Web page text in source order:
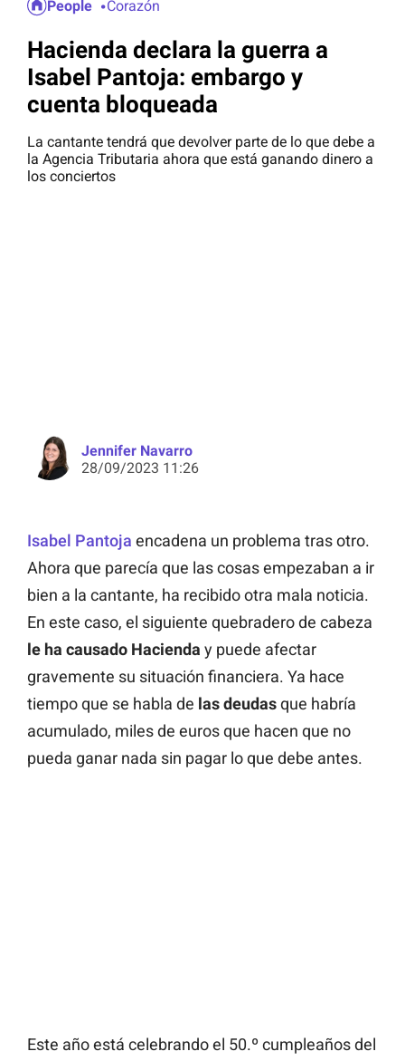
People Corazón
Hacienda declara la guerra a
Isabel Pantoja: embargo y
cuenta bloqueada
La cantante tendrá que devolver parte de lo que debe a
la Agencia Tributaria ahora que está ganando dinero a
los conciertos
Jennifer Navarro
28/09/2023 11:26
Isabel Pantoja encadena un problema tras otro.
Ahora que parecía que las cosas empezaban a ir
bien a la cantante, ha recibido otra mala noticia.
En este caso, el siguiente quebradero de cabeza
le ha causado Hacienda y puede afectar
gravemente su situación financiera. Ya hace
tiempo que se habla de lasdeudasque habría
acumulado, miles de euros que hacen que no
pueda ganar nada sin pagar lo que debe antes.
Este año está celebrando el 50.º cumpleaños del